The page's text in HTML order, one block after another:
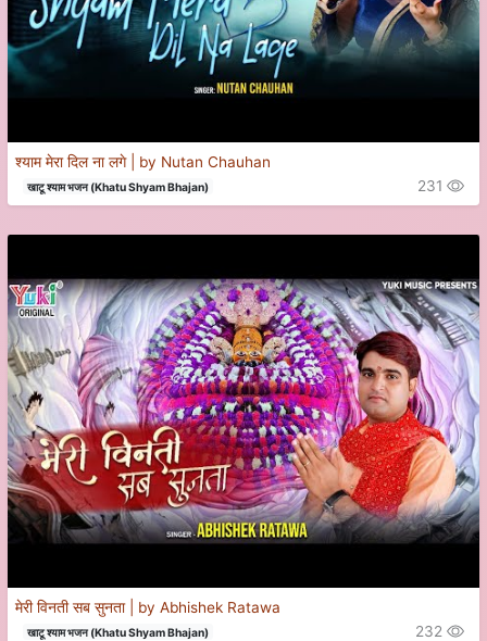
श्याम मेरा दिल ना लगे | by Nutan Chauhan
खाटू श्याम भजन (Khatu Shyam Bhajan) 231
मेरी विनती सब सुनता | by Abhishek Ratawa
खाटू श्याम भजन (Khatu Shyam Bhajan) 232